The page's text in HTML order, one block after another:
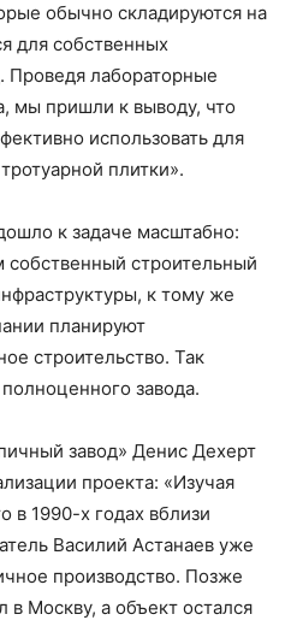
обычно складируются на
для собственных
Проведя лабораторные
мы пришли к выводу, что
использовать для
плитки».
к задаче масштабно:
строительный
к тому же
планируют
строительство. Так
завода.
завод» Денис Дехерт
проекта: «Изучая
в 1990-х годах вблизи
Василий Астанаев уже
производство. Позже
Москву, а объект остался